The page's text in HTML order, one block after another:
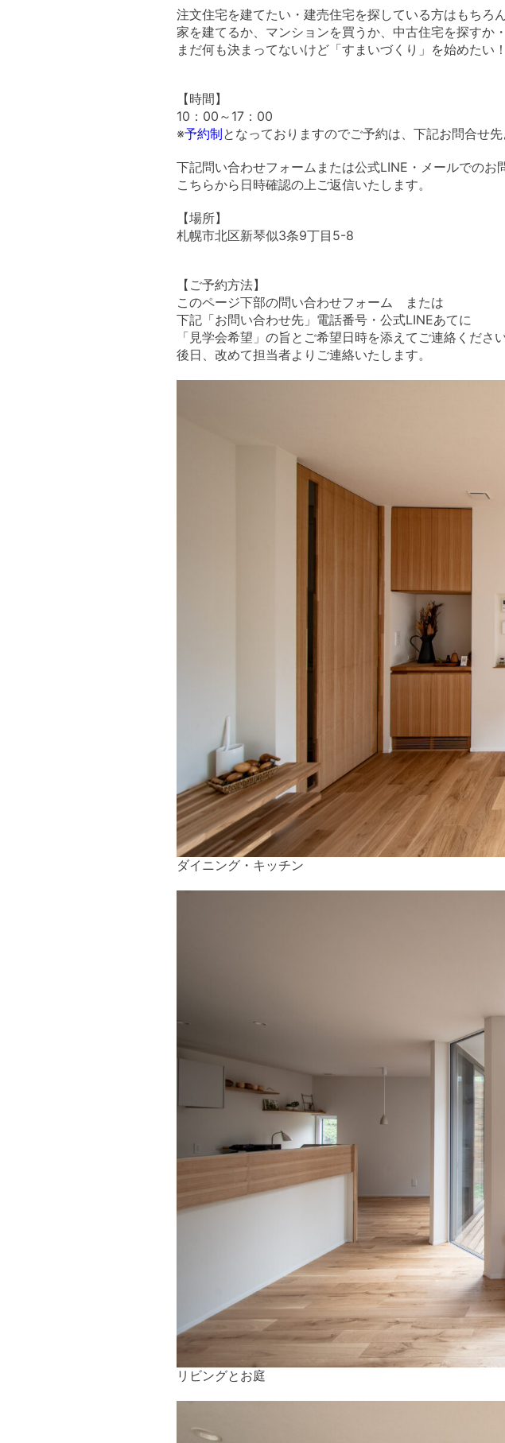
注文住宅を建てたい・建売住宅を探している方はもちろん
家を建てるか、マンションを買うか、中古住宅を探すか
まだ何も決まってないけど「すまいづくり」を始めたい
【時間】
10：00～17：00
※予約制となっておりますのでご予約は、下記お問合せ
下記問い合わせフォームまたは公式LINE・メールでのお
こちらから日時確認の上ご返信いたします。
【場所】
札幌市北区新琴似3条9丁目5-8
【ご予約方法】
このページ下部の問い合わせフォーム または
下記「お問い合わせ先」電話番号・公式LINEあてに
「見学会希望」の旨とご希望日時を添えてご連絡ください
後日、改めて担当者よりご連絡いたします。
ダイニング・キッチン
リビングとお庭